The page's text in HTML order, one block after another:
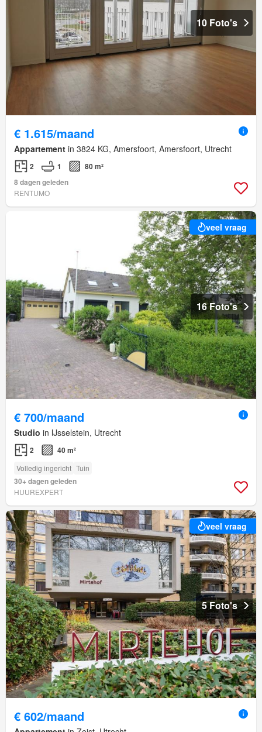
10 Foto's
€ 1.615/maand
Appartement in 3824 KG, Amersfoort, Amersfoort, Utrecht
2 1
80 m²
8 dagen geleden
RENTUMO
veel vraag
16 Foto's
€ 700/maand
Studio in IJsselstein, Utrecht
2 40 m²
Volledig ingericht Tuin
30+ dagen geleden
HUUREXPERT
veel vraag
5 Foto's
€ 602/maand